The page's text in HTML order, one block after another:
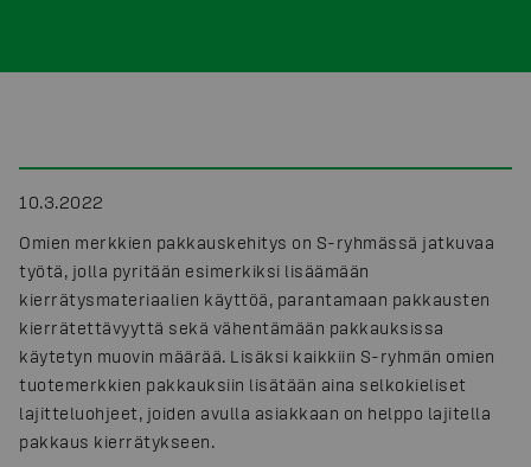
10.3.2022
Omien merkkien pakkauskehitys on S-ryhmässä jatkuvaa
työtä, jolla pyritään esimerkiksi lisäämään
kierrätysmateriaalien käyttöä, parantamaan pakkausten
kierrätettävyyttä sekä vähentämään pakkauksissa
käytetyn muovin määrää. Lisäksi kaikkiin S-ryhmän omien
tuotemerkkien pakkauksiin lisätään aina selkokieliset
lajitteluohjeet, joiden avulla asiakkaan on helppo lajitella
pakkaus kierrätykseen.